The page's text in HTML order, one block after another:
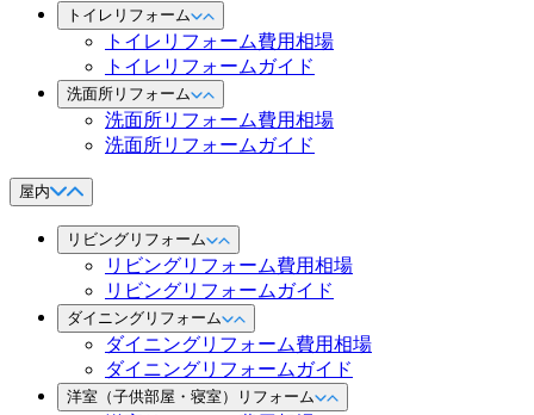
トイレリフォーム
トイレリフォーム費用相場
トイレリフォームガイド
洗面所リフォーム
洗面所リフォーム費用相場
洗面所リフォームガイド
屋内
リビングリフォーム
リビングリフォーム費用相場
リビングリフォームガイド
ダイニングリフォーム
ダイニングリフォーム費用相場
ダイニングリフォームガイド
洋室（子供部屋・寝室）リフォーム